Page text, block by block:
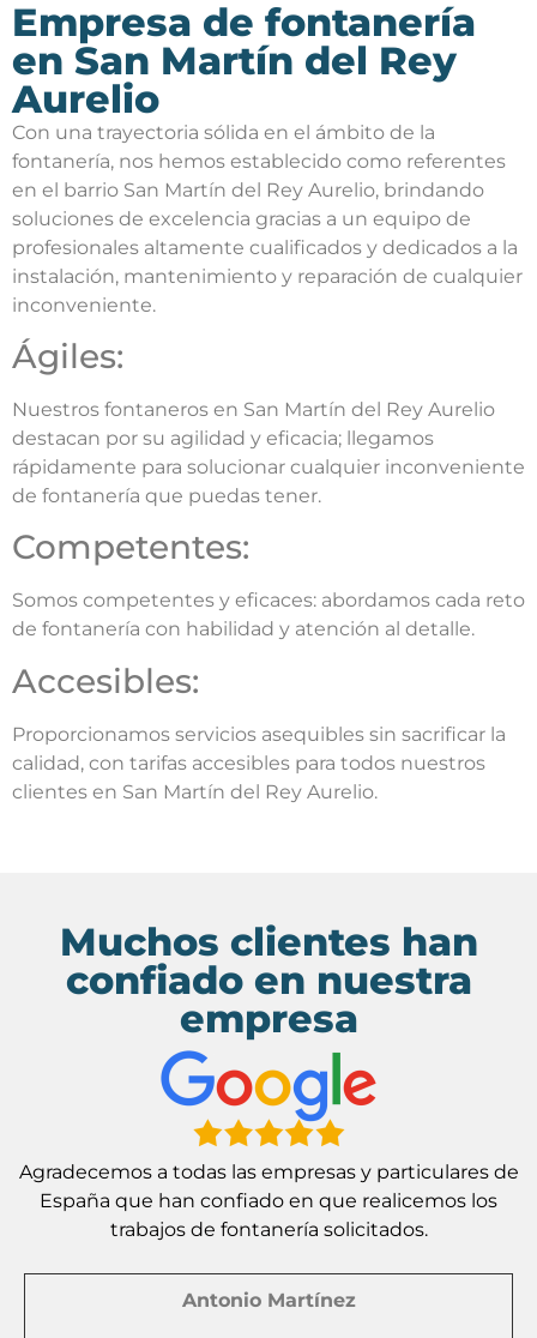
Empresa de fontanería
en San Martín del Rey
Aurelio
Con una trayectoria sólida en el ámbito de la
fontanería, nos hemos establecido como referentes
en el barrio San Martín del Rey Aurelio, brindando
soluciones de excelencia gracias a un equipo de
profesionales altamente cualificados y dedicados a la
instalación, mantenimiento y reparación de cualquier
inconveniente.
Ágiles:
Nuestros fontaneros en San Martín del Rey Aurelio
destacan por su agilidad y eficacia; llegamos
rápidamente para solucionar cualquier inconveniente
de fontanería que puedas tener.
Competentes:
Somos competentes y eficaces: abordamos cada reto
de fontanería con habilidad y atención al detalle.
Accesibles:
Proporcionamos servicios asequibles sin sacrificar la
calidad, con tarifas accesibles para todos nuestros
clientes en San Martín del Rey Aurelio.
Muchos clientes han
confiado en nuestra
empresa
Agradecemos a todas las empresas y particulares de
España que han confiado en que realicemos los
trabajos de fontanería solicitados.
Antonio Martínez